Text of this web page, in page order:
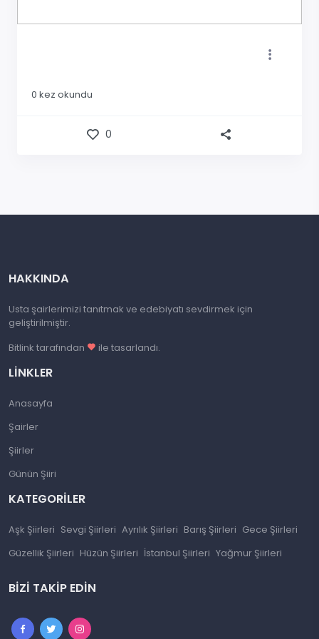
0 kez okundu
0
HAKKINDA
Usta şairlerimizi tanıtmak ve edebiyatı sevdirmek için
geliştirilmiştir.
Bitlink tarafından
ile tasarlandı.
LINKLER
Anasayfa
Şairler
Şiirler
Günün Şiiri
KATEGORILER
Aşk Şiirleri Sevgi Şiirleri Ayrılık Şiirleri Barış Şiirleri Gece Şiirleri
Güzellik Şiirleri Hüzün Şiirleri İstanbul Şiirleri Yağmur Şiirleri
BIZI TAKIP EDIN